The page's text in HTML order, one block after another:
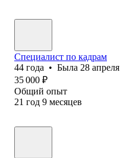
Специалист по кадрам
44 года • Была 28 апреля
35 000 ₽
Общий опыт
21 год 9 месяцев